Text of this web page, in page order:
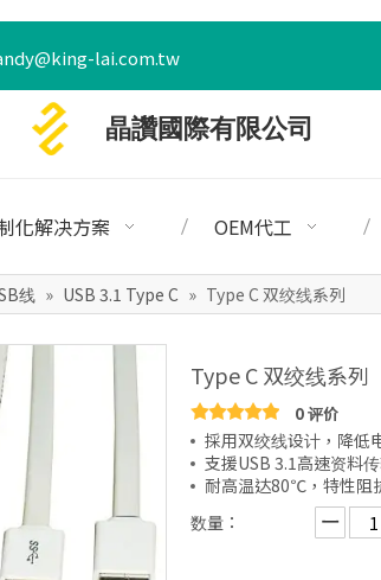
lai.com.tw
化解决方案 OEM代工
线 » USB 3.1 Type C » Type C 双绞线系列
Type C 双绞线系列
0 评价
採用双绞线设计，降低
支援USB 3.1高速资料
耐高温达80℃，特性阻
数量：